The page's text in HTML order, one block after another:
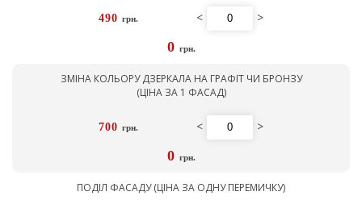
490 грн. < >
0 грн.
ЗМІНА КОЛЬОРУ ДЗЕРКАЛА НА ГРАФІТ ЧИ БРОНЗУ
(ЦІНА ЗА 1 ФАСАД)
700 грн. < >
0 грн.
ПОДІЛ ФАСАДУ (ЦІНА ЗА ОДНУ ПЕРЕМИЧКУ)